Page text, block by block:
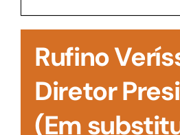
Rufino
Diretor
(Em